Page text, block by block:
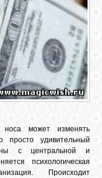
может изменять
удивительный
с центральной и
психологическая
Происходит